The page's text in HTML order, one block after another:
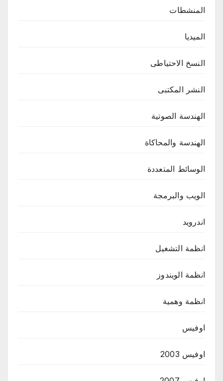
المنشطات
الميديا
النسخ الاحتياطى
النشر المكتبى
الهندسة الصوتية
الهندسة والمحاكاة
الوسائط المتعددة
الويب والبرمجة
اندرويد
انظمة التشغيل
انظمة الويندوز
انظمة وهمية
اوفيس
اوفيس 2003